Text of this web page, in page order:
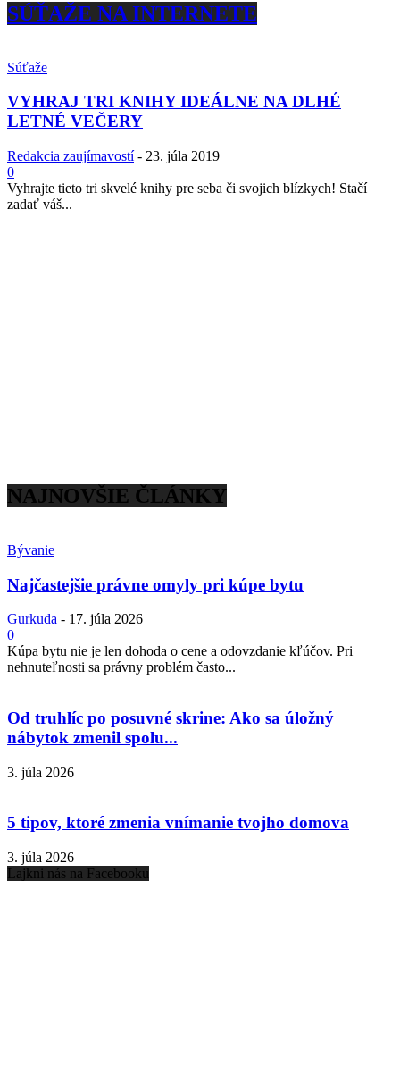
SÚŤAŽE NA INTERNETE
Súťaže
VYHRAJ TRI KNIHY IDEÁLNE NA DLHÉ
LETNÉ VEČERY
Redakcia zaujímavostí - 23. júla 2019
0
Vyhrajte tieto tri skvelé knihy pre seba či svojich blízkych! Stačí
zadať váš...
NAJNOVŠIE ČLÁNKY
Bývanie
Najčastejšie právne omyly pri kúpe bytu
Gurkuda - 17. júla 2026
0
Kúpa bytu nie je len dohoda o cene a odovzdanie kľúčov. Pri
nehnuteľnosti sa právny problém často...
Od truhlíc po posuvné skrine: Ako sa úložný
nábytok zmenil spolu...
3. júla 2026
5 tipov, ktoré zmenia vnímanie tvojho domova
3. júla 2026
Lajkni nás na Facebooku